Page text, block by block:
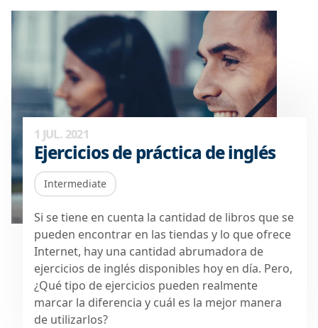
1 JUL. 2021
Ejercicios de práctica de inglés
Intermediate
Si se tiene en cuenta la cantidad de libros que se
pueden encontrar en las tiendas y lo que ofrece
Internet, hay una cantidad abrumadora de
ejercicios de inglés disponibles hoy en día. Pero,
¿Qué tipo de ejercicios pueden realmente
marcar la diferencia y cuál es la mejor manera
de utilizarlos?